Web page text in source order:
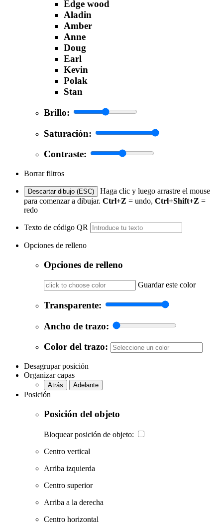
Edge wood
Aladin
Amber
Anne
Doug
Earl
Kevin
Polak
Stan
Brillo:
Saturación:
Contraste:
Borrar filtros
Descartar dibujo (ESC)
Haga clic y luego arrastre el mouse
para comenzar a dibujar. Ctrl+Z = undo, Ctrl+Shift+Z =
redo
Texto de código QR
Opciones de relleno
Opciones de relleno
Guardar este color
Transparente:
Ancho de trazo:
Color del trazo:
Desagrupar posición
Organizar capas
Atrás Adelante
Posición
Posición del objeto
Bloquear posición de objeto:
Centro vertical
Arriba izquierda
Centro superior
Arriba a la derecha
Centro horizontal